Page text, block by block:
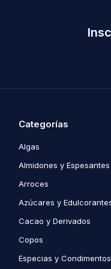
Categorías
Algas
Almidones y Espesantes
Arroces
Azúcares y
Cacao y Derivados
Copos
Especias y Condimentos